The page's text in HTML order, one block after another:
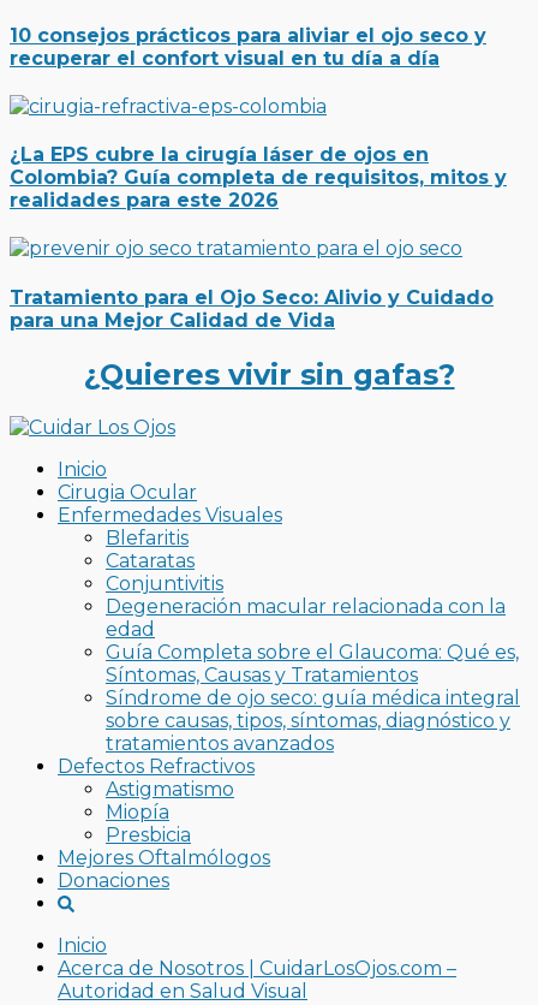
10 consejos prácticos para aliviar el ojo seco y
recuperar el confort visual en tu día a día
¿La EPS cubre la cirugía láser de ojos en
Colombia? Guía completa de requisitos, mitos y
realidades para este 2026
Tratamiento para el Ojo Seco: Alivio y Cuidado
para una Mejor Calidad de Vida
¿Quieres vivir sin gafas?
Inicio
Cirugia Ocular
Enfermedades Visuales
Blefaritis
Cataratas
Conjuntivitis
Degeneración macular relacionada con la
edad
Guía Completa sobre el Glaucoma: Qué es,
Síntomas, Causas y Tratamientos
Síndrome de ojo seco: guía médica integral
sobre causas, tipos, síntomas, diagnóstico y
tratamientos avanzados
Defectos Refractivos
Astigmatismo
Miopía
Presbicia
Mejores Oftalmólogos
Donaciones
Inicio
Acerca de Nosotros | CuidarLosOjos.com –
Autoridad en Salud Visual